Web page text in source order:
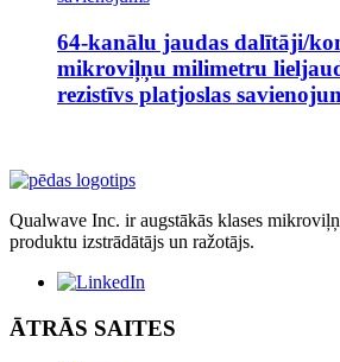
64-kanālu jaudas dalītāji/
mikroviļņu milimetru
rezistīvs platjoslas
Qualwave Inc. ir augstākās klases
produktu izstrādātājs un ražotājs.
ĀTRĀS SAITES